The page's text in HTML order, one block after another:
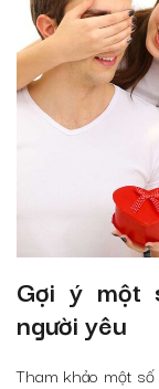
Gợi ý một
người yêu
Tham khảo một